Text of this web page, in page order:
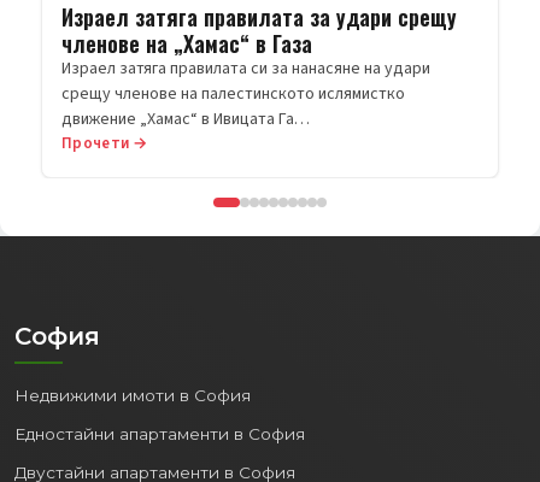
Прочети →
София
Недвижими имоти в София
Едностайни апартаменти в София
Двустайни апартаменти в София